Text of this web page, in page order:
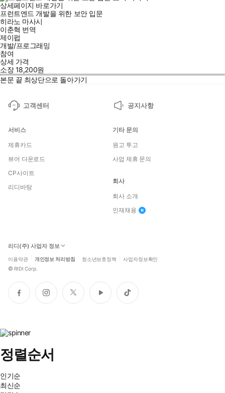
상세페이지 바로가기
프런트엔드 개발을 위한 보안 입문
히라노 마사시
이춘혁 번역
제이펍
개발/프로그래밍
참여
상세 가격
소장18,200원
본문 끝 최상단으로 돌아가기
고객센터 공지사항
서비스
제휴카드
뷰어 다운로드
CP사이트
리디바탕
기타 문의
원고 투고
사업 제휴 문의
회사
회사 소개
인재채용
리디(주) 사업자 정보
이용약관 개인정보 처리방침 청소년보호정책 사업자정보확인
© RIDI Corp.
페
이
인
스
트
위
유
튜
틱
톡
정렬순서
인기순
최신순